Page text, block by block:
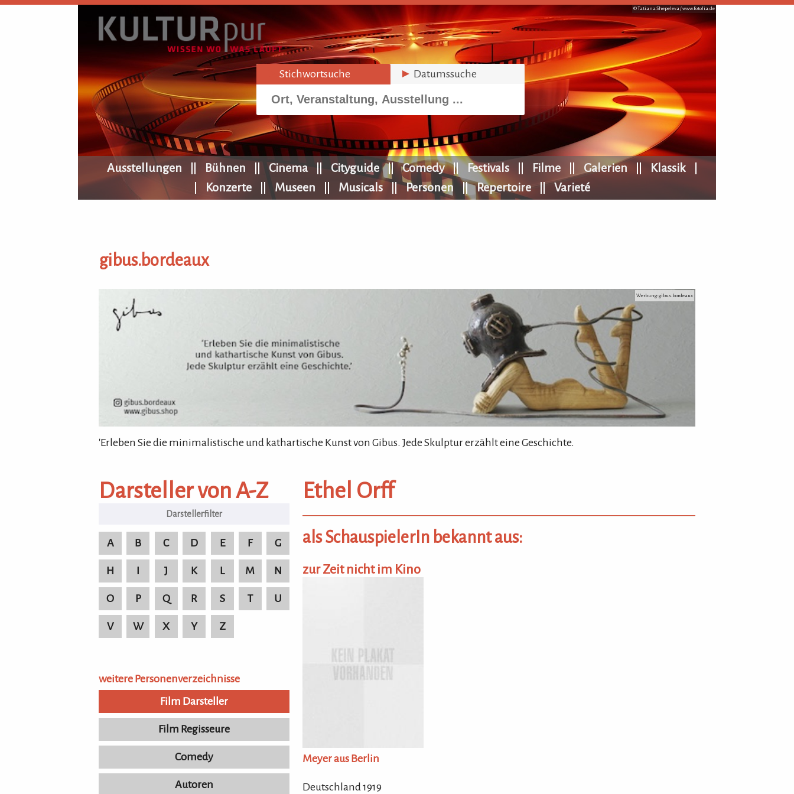
© Tatiana Shepeleva /www.fotolia.de
Stichwortsuche ► Datumssuche
KULTURpur Navigation
Ausstellungen Bühnen Cinema Cityguide Comedy Festivals Filme Galerien
Klassik
Konzerte
Museen Musicals Personen Repertoire Varieté
gibus.bordeaux
gibus.bordeaux Werbung: gibus.bordeaux
'Erleben Sie die minimalistische und kathartische Kunst von Gibus. Jede Skulptur erzählt eine Geschichte.
Darsteller von A-Z
Darsteller von A-Z
A B C D E F G
H I J K L M N
O P Q R S T U
V W X Y Z
weitere Personenverzeichnisse
Film Darsteller
Film Regisseure
Comedy
Autoren
Ethel Orff
als SchauspielerIn bekannt aus:
zur Zeit nicht im Kino
Meyer aus Berlin
Deutschland 1919